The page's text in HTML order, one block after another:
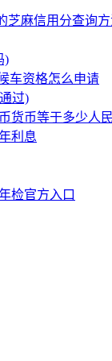
麻信用分查询方
)
车资格怎么申请
过)
货币等于多少人
利息
检官方入口